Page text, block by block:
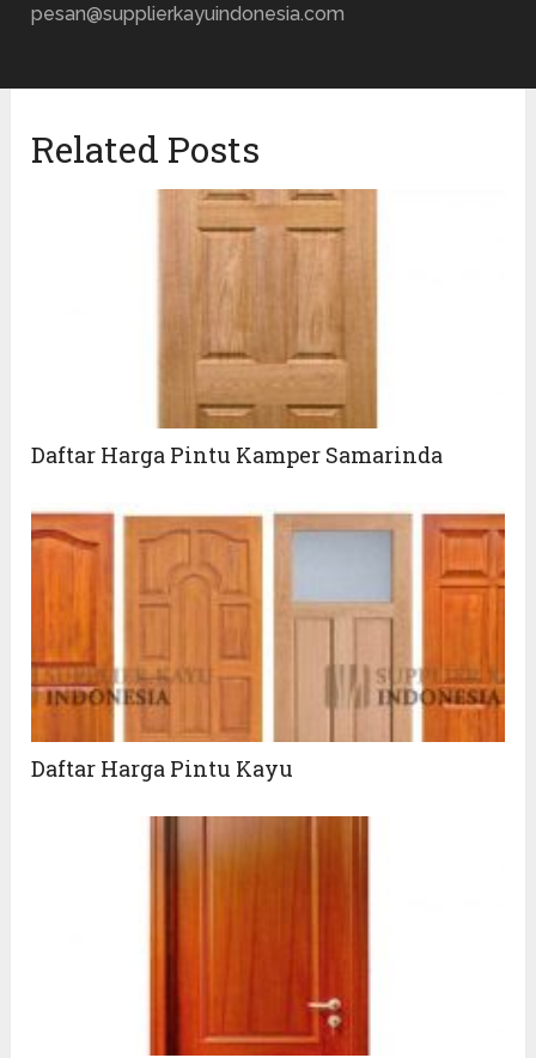
pesan@supplierkayuindonesia.com
Related Posts
Daftar Harga Pintu Kamper Samarinda
Daftar Harga Pintu Kayu